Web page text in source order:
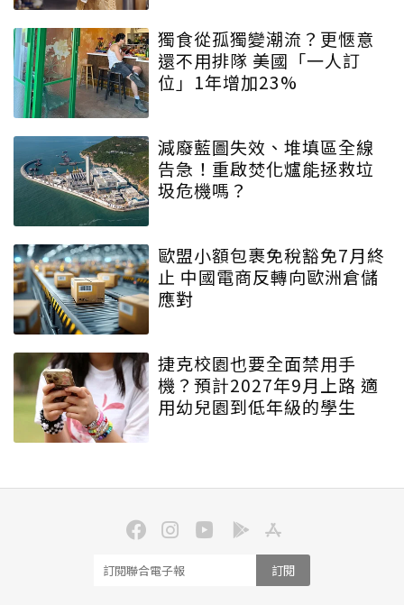
獨食從孤獨變潮流？更愜意
還不用排隊 美國「一人訂
位」1年增加23%
減廢藍圖失效、堆填區全線
告急！重啟焚化爐能拯救垃
圾危機嗎？
歐盟小額包裹免稅豁免7月終
止 中國電商反轉向歐洲倉儲
應對
捷克校園也要全面禁用手
機？預計2027年9月上路 適
用幼兒園到低年級的學生
訂閱